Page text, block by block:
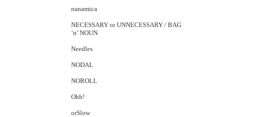
nanamica
NECESSARY or UNNECESSARY / BAG
‘n’ NOUN
Needles
NODAL
NOROLL
Ohh!
orSlow